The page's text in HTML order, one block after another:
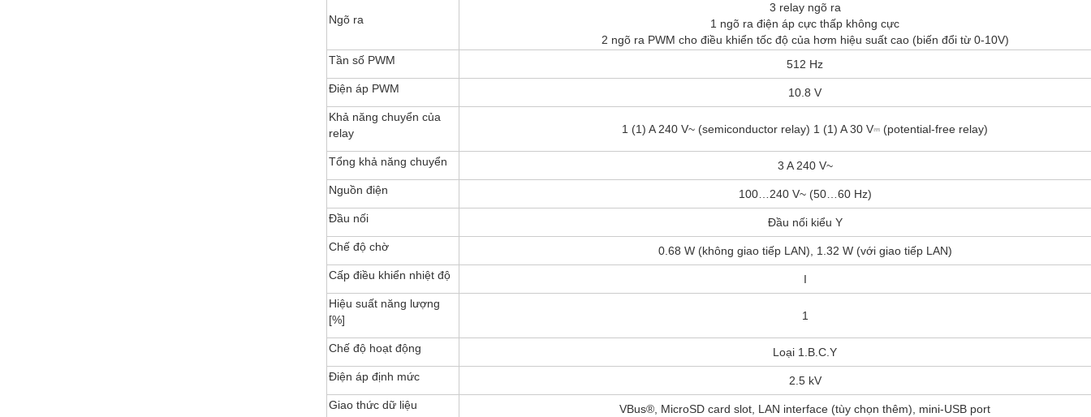
Ngõ ra
3 relay ngõ ra
1 ngõ ra điện áp cực thấp không cực
2 ngõ ra PWM cho điều khiển tốc độ của hơm hiệu suất cao (biến đổi từ 0-10V)
Tần số PWM
512 Hz
Điện áp PWM
10.8 V
Khả năng chuyển của
relay
1 (1) A 240 V~ (semiconductor relay) 1 (1) A 30 V⎓ (potential-free relay)
Tổng khả năng chuyển
3 A 240 V~
Nguồn điện
100…240 V~ (50…60 Hz)
Đầu nối
Đầu nối kiểu Y
Chế độ chờ
0.68 W (không giao tiếp LAN), 1.32 W (với giao tiếp LAN)
Cấp điều khiển nhiệt độ
I
Hiệu suất năng lượng
[%]
1
Chế độ hoạt động
Loại 1.B.C.Y
Điện áp định mức
2.5 kV
Giao thức dữ liệu
VBus®, MicroSD card slot, LAN interface (tùy chọn thêm), mini-USB port